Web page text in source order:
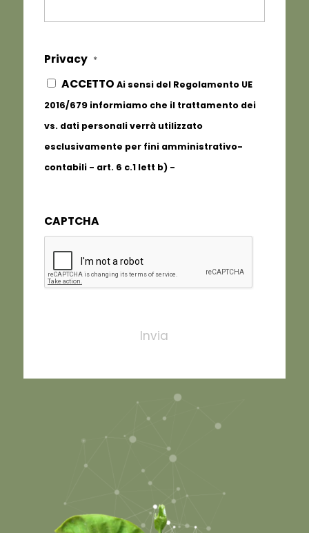
Privacy *
ACCETTO Ai sensi del Regolamento UE
2016/679 informiamo che il trattamento dei
vs. dati personali verrà utilizzato
esclusivamente per fini amministrativo-
contabili - art. 6 c.1 lett b) -
CAPTCHA